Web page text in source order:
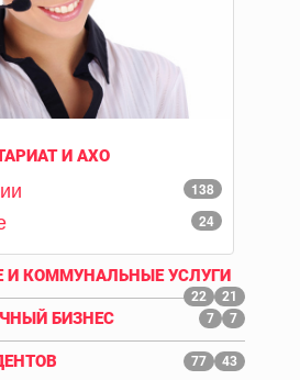
И АХО
138
24
И КОММУНАЛЬНЫЕ УСЛУГИ
21
22
БИЗНЕС 7
7
43
77